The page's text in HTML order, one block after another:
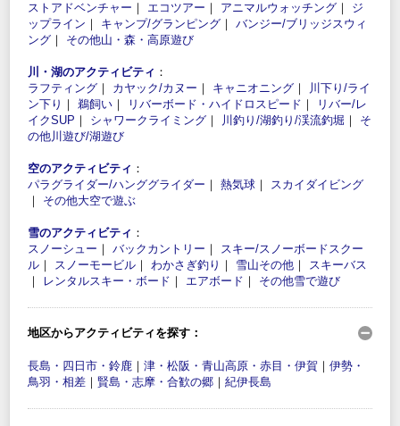
ストアドベンチャー ｜ エコツアー ｜ アニマルウォッチング ｜ ジ
ップライン ｜ キャンプ/グランピング ｜ バンジー/ブリッジスウィ
ング ｜ その他山・森・高原遊び
川・湖のアクティビティ ：
ラフティング ｜ カヤック/カヌー ｜ キャニオニング ｜
川下り/ライ
ン下り ｜ 鵜飼い ｜ リバーボード・ハイドロスピード ｜
リバー/レ
イクSUP ｜ シャワークライミング ｜ 川釣り/湖釣り/渓流釣堀 ｜ そ
の他川遊び/湖遊び
空のアクティビティ ：
パラグライダー/ハンググライダー ｜ 熱気球 ｜ スカイダイビング
｜ その他大空で遊ぶ
雪のアクティビティ ：
スノーシュー ｜ バックカントリー ｜ スキー/スノーボードスクー
ル ｜ スノーモービル ｜ わかさぎ釣り ｜ 雪山その他 ｜ スキーバス
｜
レンタルスキー・ボード ｜ エアボード ｜ その他雪で遊び
地区からアクティビティを探す：
長島・四日市・鈴鹿 ｜ 津・松阪・青山高原・赤目・伊賀 ｜ 伊勢・
鳥羽・相差 ｜ 賢島・志摩・合歓の郷 ｜ 紀伊長島